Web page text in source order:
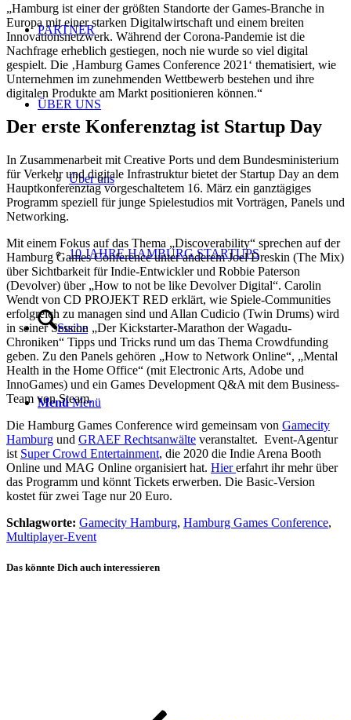
PARTNER
ÜBER UNS
Über uns
10 JAHRE HAMBURG STARTUPS
Suche
Menü Menü
„Hamburg ist einer der größten Standorte der Games-Branche in
Europa mit einer starken Digitalwirtschaft und einem breiten
Innovationsnetzwerk. Während der Corona-Pandemie ist die
Nachfrage erheblich gestiegen, noch nie wurde so viel digital
gespielt. Die ‚Hamburg Games Conference 2021‘ thematisiert, wie
Unternehmen im zunehmenden Wettbewerb bestehen und ihre
digitalen Produkte am Markt positionieren können.“
Der erste Konferenztag ist Startup Day
In Zusammenarbeit mit Creative Ports und dem Bundesministerium
für Verkehr und digitale Infrastruktur bietet der Startup Day an dem
Hauptkonferenztag vorgeschaltetem 16. März ein ganztägiges
Programm speziell für junge Spielestudios mit Vorträgen, Panels und
Networking.
Mit einem Fokus auf das Thema „Discoverability“ sprechen auf der
Hamburg Games Conference unter anderem Joel Dreskin (The Mix)
über Sichtbarkeit für Indie-Entwickler und Robbie Paterson
(Devolver) über „How to not be like Devolver Digital“. Carolin
Wendt von CD PROJEKT RED erklärt, wie Spiele-Communities
erfolgreich zu managen sind und Allan Cudicio (Twin Drums) wird
in seiner Session „Der Kickstarter-Marathon der Wagadu-
Chroniken“ Tipps und Tricks rund um das Thema Crowdfunding
geben. Zu den Panels gehören „How to Network Online“, „Mental
Health in the Home Office“ (mit Electronic Arts, Adobe und
InnoGames) und ein Games Development Q&A mit dem Business-
Team von Steam.
Die Hamburg Games Conference wird gemeinsam von Gamecity
Hamburg und GRAEF Rechtsanwälte veranstaltet. Event-Agentur
ist Super Crowd Entertainment, die 2020 die Indie Arena Booth
Online und MAG Online organisiert hat. Hiererfahrt ihr mehr über
das Programm und könnt Tickets erwerben. Die Basic-Version
kostet für zwei Tage nur 20 Euro.
Schlagworte: Gamecity Hamburg, Hamburg Games Conference,
Multiplayer-Event
Das könnte Dich auch interessieren